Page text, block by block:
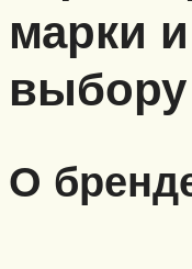
марки
выбору
О